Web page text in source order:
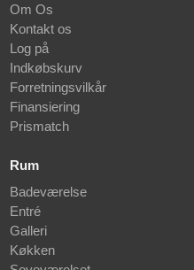
Om Os
Kontakt os
Log på
Indkøbskurv
Forretningsvilkår
Finansiering
Prismatch
Rum
Badeværelse
Entré
Galleri
Køkken